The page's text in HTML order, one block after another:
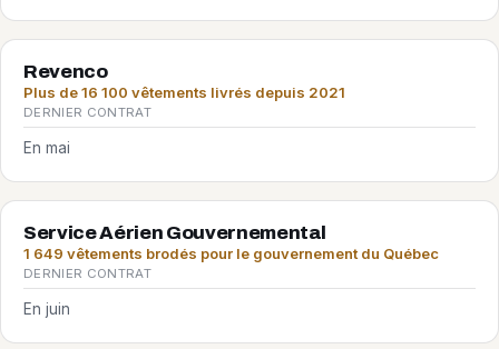
Revenco
Plus de 16 100 vêtements livrés depuis 2021
DERNIER CONTRAT
En mai
Service Aérien Gouvernemental
1 649 vêtements brodés pour le gouvernement du Québec
DERNIER CONTRAT
En juin